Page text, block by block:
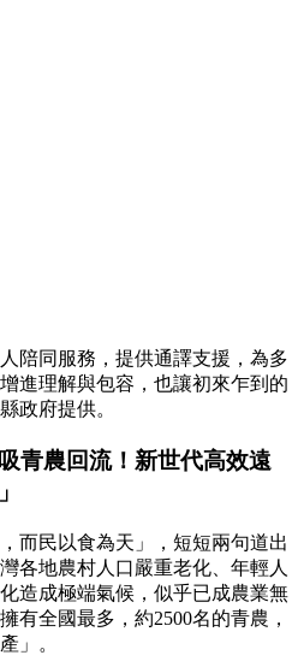
陪同服務，提供通譯支援，為多
進理解與包容，也讓初來乍到的
政府提供。
青農回流！新世代高效遠
而民以食為天」，短短兩句道出
各地農村人口嚴重老化、年輕人
造成極端氣候，似乎已成農業無
有全國最多，約2500名的青農，
」。